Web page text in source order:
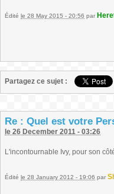
Édité le 28 May 2015 - 20:56 par
Partagez ce sujet :
Re : Quel est votre
le 26 December 2011 - 03:26
L'incontournable Ivy, pour son
Édité le 28 January 2012 - 19:06 par